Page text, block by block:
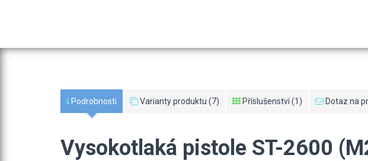
Podrobnosti Varianty produktu (7) Příslušenství (1) Dotaz na
Vysokotlaká pistole ST-2600